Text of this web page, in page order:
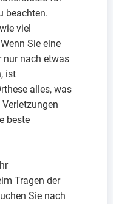
beachten.
viel
Sie eine
nur nach etwas
ist
alles, was
beste
Tragen der
Sie nach